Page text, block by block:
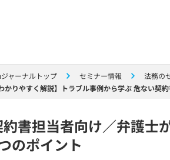
ャーナルトップ セミナー情報
法務の
かりやすく解説】トラブル事例から学ぶ 危ない契
約書担当者向け／弁護
のポイント